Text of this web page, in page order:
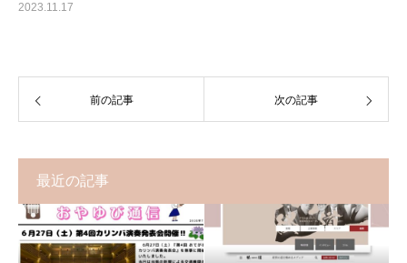
2023.11.17
前の記事 次の記事
最近の記事